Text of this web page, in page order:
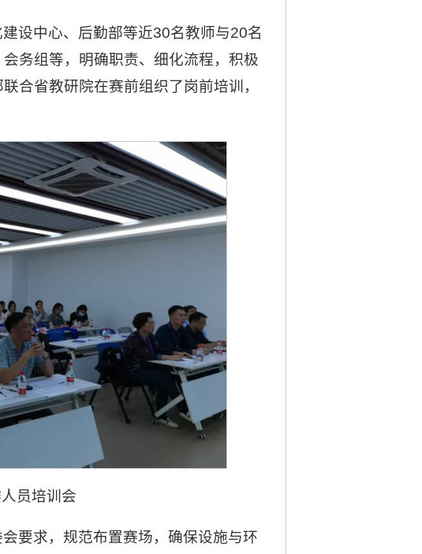
设中心、后勤部等近30名教师与20名
务组等，明确职责、细化流程，积极
合省教研院在赛前组织了岗前培训，
员培训会
要求，规范布置赛场，确保设施与环